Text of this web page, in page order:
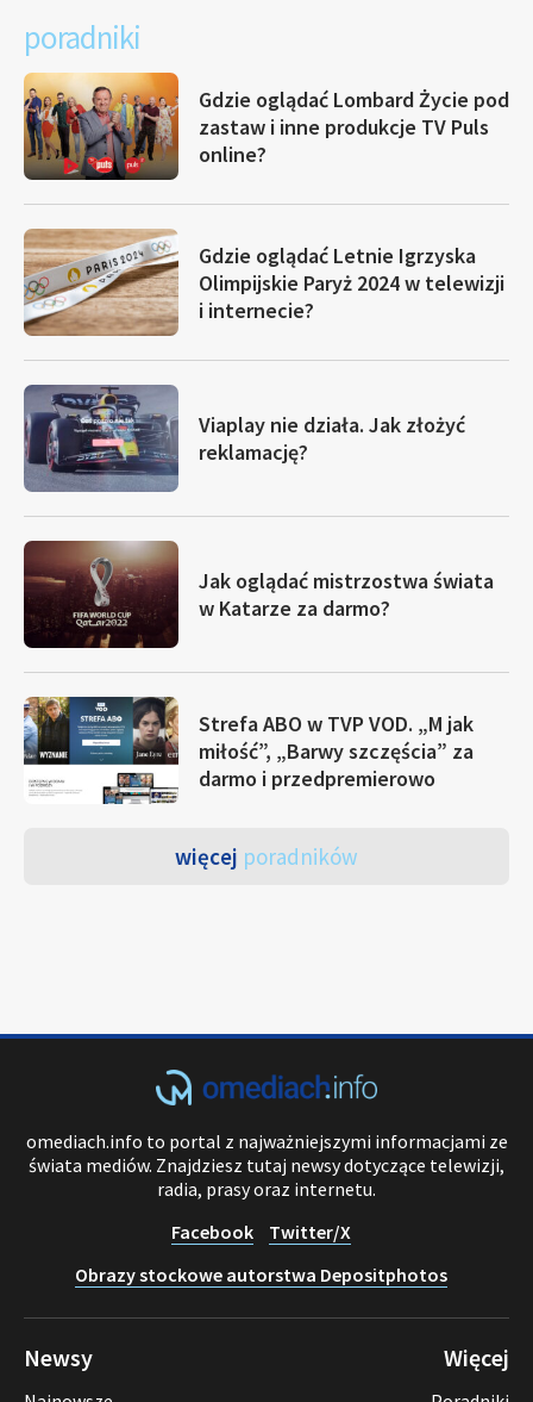
poradniki
Gdzie oglądać Lombard Życie pod
zastaw i inne produkcje TV Puls
online?
Gdzie oglądać Letnie Igrzyska
Olimpijskie Paryż 2024 w telewizji
i internecie?
Viaplay nie działa. Jak złożyć
reklamację?
Jak oglądać mistrzostwa świata
w Katarze za darmo?
Strefa ABO w TVP VOD. „M jak
miłość”, „Barwy szczęścia” za
darmo i przedpremierowo
więcej poradników
omediach.info to portal z najważniejszymi informacjami ze
świata mediów. Znajdziesz tutaj newsy dotyczące telewizji,
radia, prasy oraz internetu.
Facebook
Twitter/X
Obrazy stockowe autorstwa Depositphotos
Newsy Więcej